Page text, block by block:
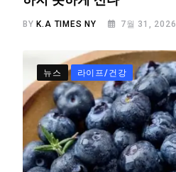
BY K.A TIMES NY 7월 31, 2026
뉴스 라이프/건강